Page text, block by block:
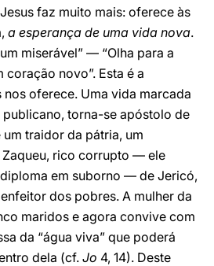
faz muito mais: oferece às
a esperança de uma vida nova.
miserável” — “Olha para a
coração novo”. Esta é a
nos oferece. Uma vida marcada
publicano, torna-se apóstolo de
um traidor da pátria, um
rico corrupto — ele
em suborno — de Jericó,
dos pobres. A mulher da
maridos e agora convive com
da “água viva” que poderá
dela (cf. Jo 4, 14). Deste